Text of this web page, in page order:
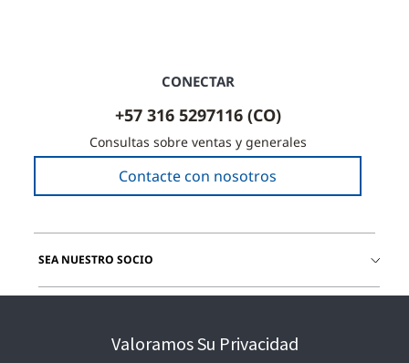
CONECTAR
+57 316 5297116 (CO)
Consultas sobre ventas y generales
Contacte con nosotros
SEA NUESTRO SOCIO
Valoramos Su Privacidad